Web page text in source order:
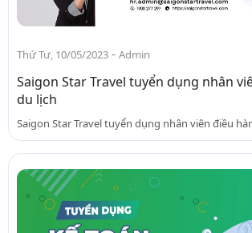
Thứ Tư, 10/05/2023 - Admin
Saigon Star Travel tuyển dụng nhân
du lịch
Saigon Star Travel tuyển dụng nhân viên điều